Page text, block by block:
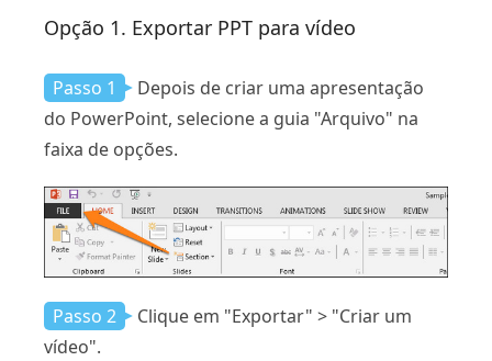
Opção 1. Exportar PPT para vídeo
Passo 1
Depois de criar uma apresentação
do PowerPoint, selecione a guia "Arquivo" na
faixa de opções.
Passo 2
Clique em "Exportar" > "Criar um
vídeo".